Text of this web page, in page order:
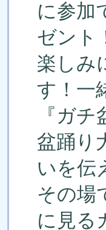
に参加
ゼント
楽しみ
す！一
『ガ
盆踊り
いを伝
その場
に見る